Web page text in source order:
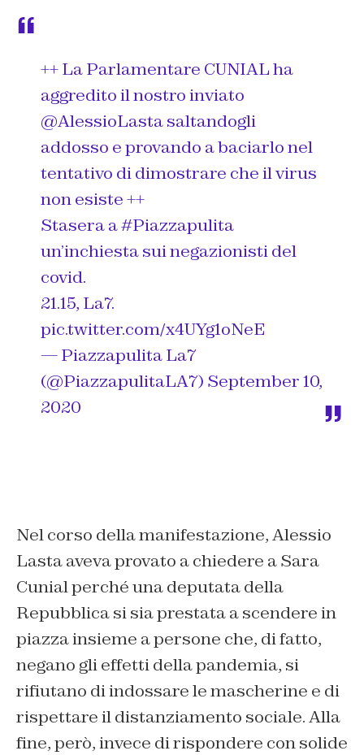
++ La Parlamentare CUNIAL ha
aggredito il nostro inviato
@AlessioLastasaltandogli
addosso e provando a baciarlo nel
tentativo di dimostrare che il virus
non esiste ++
Stasera a#Piazzapulita
un’inchiesta sui negazionisti del
covid.
21.15, La7.
pic.twitter.com/x4UYg1oNeE
— Piazzapulita La7
(@PiazzapulitaLA7) September 10,
2020
Nel corso della manifestazione, Alessio
Lasta aveva provato a chiedere a Sara
Cunial perché una deputata della
Repubblica si sia prestata a scendere in
piazza insieme a persone che, di fatto,
negano gli effetti della pandemia, si
rifiutano di indossare le mascherine e di
rispettare il distanziamento sociale. Alla
fine, però, invece di rispondere con solide